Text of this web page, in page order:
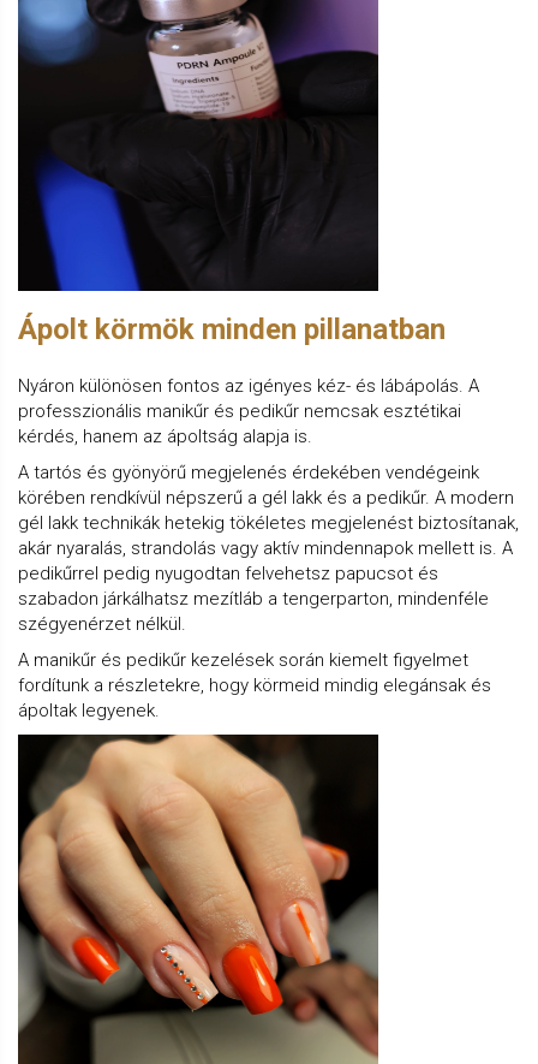
Ápolt körmök minden pillanatban
Nyáron különösen fontos az igényes kéz- és lábápolás. A
professzionális manikűr és pedikűr nemcsak esztétikai
kérdés, hanem az ápoltság alapja is.
A tartós és gyönyörű megjelenés érdekében vendégeink
körében rendkívül népszerű a gél lakk és a pedikűr. A modern
gél lakk technikák hetekig tökéletes megjelenést biztosítanak,
akár nyaralás, strandolás vagy aktív mindennapok mellett is. A
pedikűrrel pedig nyugodtan felvehetsz papucsot és
szabadon járkálhatsz mezítláb a tengerparton, mindenféle
szégyenérzet nélkül.
A manikűr és pedikűr kezelések során kiemelt figyelmet
fordítunk a részletekre, hogy körmeid mindig elegánsak és
ápoltak legyenek.